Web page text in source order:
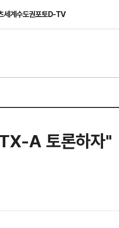
세계수도권포토D-TV
A 토론하자"